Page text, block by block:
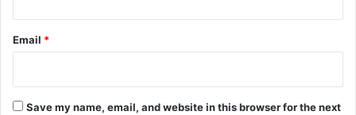
Email *
Save my name, email, and website in this browser for the next